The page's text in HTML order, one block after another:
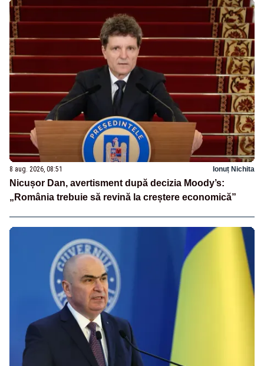
8 aug. 2026, 08:51 Ionuț Nichita
Nicușor Dan, avertisment după decizia Moody’s:
„România trebuie să revină la creștere economică”